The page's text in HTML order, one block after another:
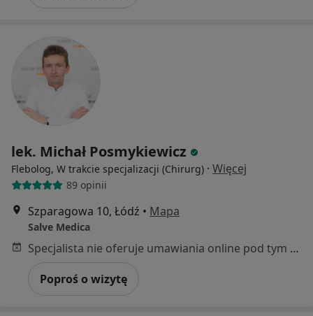
lek. Michał Posmykiewicz
Flebolog, W trakcie specjalizacji (Chirurg) · Więcej
89 opinii
Szparagowa 10, Łódź • Mapa
Salve Medica
Specjalista nie oferuje umawiania online pod tym adresem.
Poproś o wizytę